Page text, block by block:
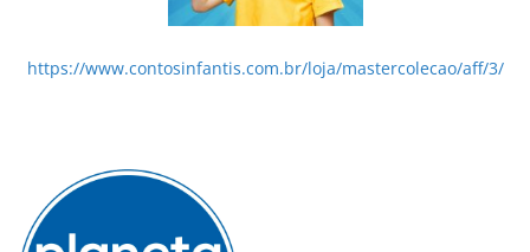
https://www.contosinfantis.com.br/loja/mastercolecao/aff/3/